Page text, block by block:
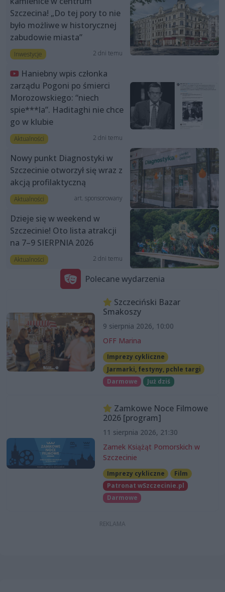
Szczecina! „Do tej pory to nie
było możliwe w historycznej
zabudowie miasta”
Inwestycje 2 dni temu
Haniebny wpis członka
zarządu Pogoni po śmierci
Morozowskiego: “niech
spie***la”. Haditaghi nie chce
go w klubie
Aktualności 2 dni temu
Nowy punkt Diagnostyki w
Szczecinie otworzył się wraz z
akcją profilaktyczną
Aktualności art. sponsorowany
Dzieje się w weekend w
Szczecinie! Oto lista atrakcji
na 7–9 SIERPNIA 2026
Aktualności 2 dni temu
Polecane wydarzenia
Szczeciński Bazar
Smakoszy
9 sierpnia 2026, 10:00
OFF Marina
Imprezy cykliczne
Jarmarki, festyny, pchle targi
Darmowe
Już dziś
Zamkowe Noce Filmowe
2026 [program]
11 sierpnia 2026, 21:30
Zamek Książąt Pomorskich w
Szczecinie
Imprezy cykliczne
Film
Patronat wSzczecinie.pl
Darmowe